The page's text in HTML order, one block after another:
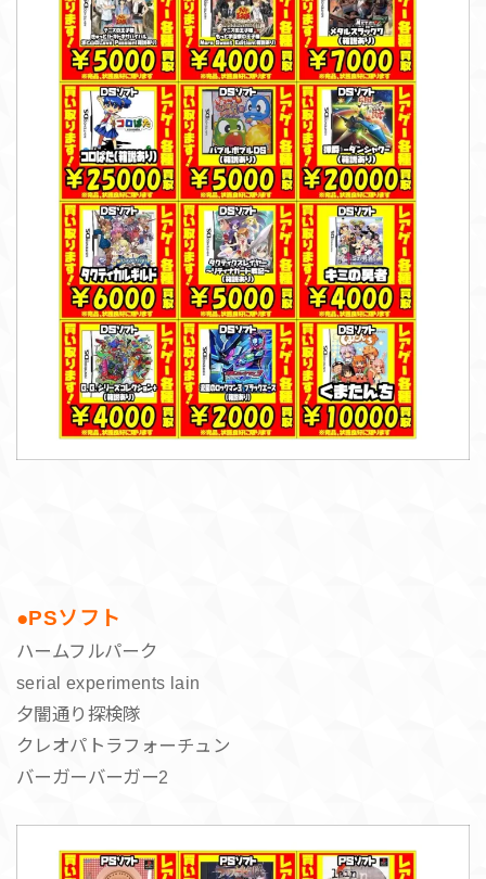
●PSソフト
ハームフルパーク
serial experiments lain
夕闇通り探検隊
クレオパトラフォーチュン
バーガーバーガー2